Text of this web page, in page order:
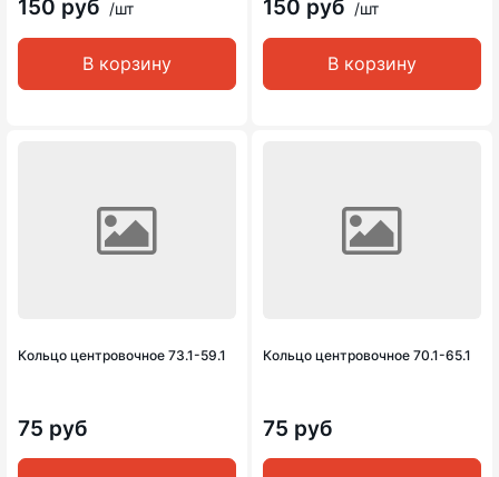
150 руб /шт
В корзину
150 руб /шт
В корзину
Кольцо центровочное 73.1-59.1
75 руб
Кольцо центровочное 70.1-65.1
75 руб